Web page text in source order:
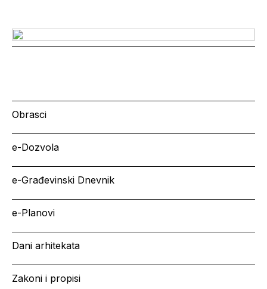
Obrasci
e-Dozvola
e-Građevinski Dnevnik
e-Planovi
Dani arhitekata
Zakoni i propisi